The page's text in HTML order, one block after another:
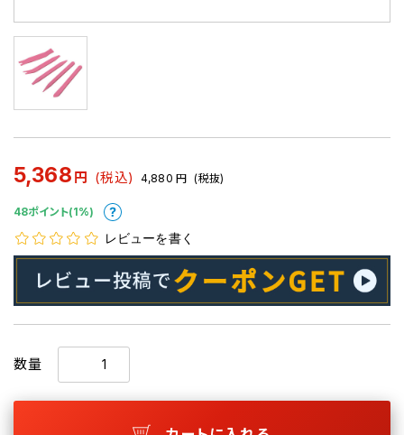
5,368 円 (税込) 4,880 円 (税抜)
48ポイント(1%)
レビューを書く
数量